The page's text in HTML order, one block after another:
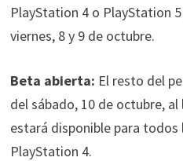
PlayStation 4 o PlayStation
viernes, 8 y 9 de octubre.
Beta abierta: El resto del
del sábado, 10 de octubre,
estará disponible para todos
PlayStation 4.